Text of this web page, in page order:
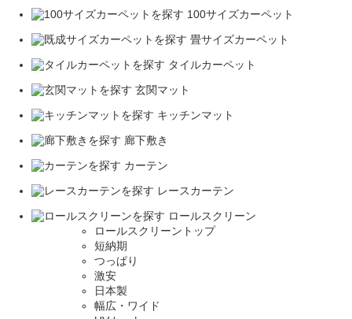
100サイズカーペット
畳サイズカーペット
タイルカーペット
玄関マット
キッチンマット
廊下敷き
カーテン
レースカーテン
ロールスクリーン
ロールスクリーントップ
短納期
つっぱり
激安
日本製
幅広・ワイド